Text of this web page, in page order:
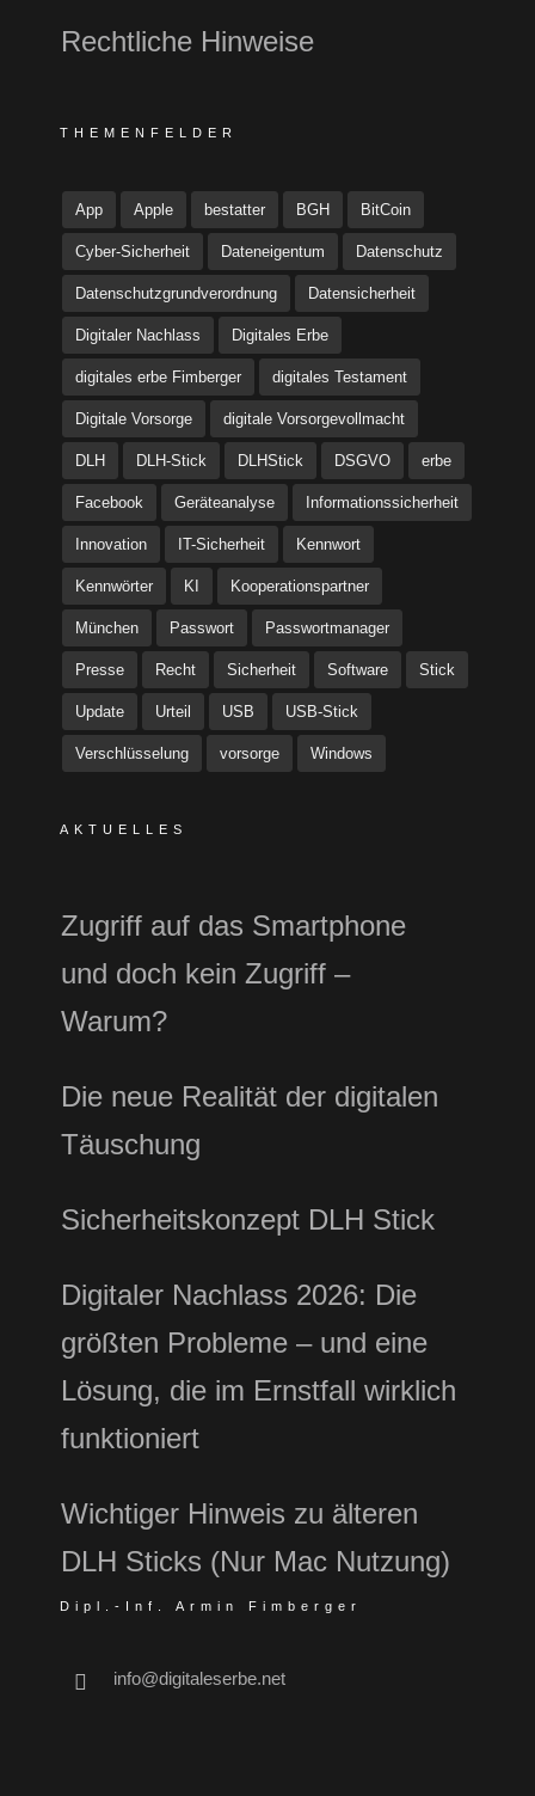
Rechtliche Hinweise
THEMENFELDER
App Apple bestatter BGH BitCoin
Cyber-Sicherheit Dateneigentum Datenschutz
Datenschutzgrundverordnung Datensicherheit
Digitaler Nachlass Digitales Erbe
digitales erbe Fimberger digitales Testament
Digitale Vorsorge digitale Vorsorgevollmacht
DLH DLH-Stick DLHStick DSGVO erbe
Facebook Geräteanalyse Informationssicherheit
Innovation IT-Sicherheit Kennwort
Kennwörter KI Kooperationspartner
München Passwort Passwortmanager
Presse Recht Sicherheit Software Stick
Update Urteil USB USB-Stick
Verschlüsselung vorsorge Windows
AKTUELLES
Zugriff auf das Smartphone
und doch kein Zugriff –
Warum?
Die neue Realität der digitalen
Täuschung
Sicherheitskonzept DLH Stick
Digitaler Nachlass 2026: Die
größten Probleme – und eine
Lösung, die im Ernstfall wirklich
funktioniert
Wichtiger Hinweis zu älteren
DLH Sticks (Nur Mac Nutzung)
Dipl.-Inf. Armin Fimberger
info@digitaleserbe.net